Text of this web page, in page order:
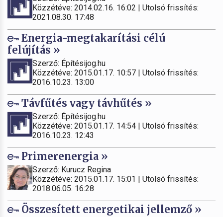
Közzétéve: 2014.02.16. 16:02 | Utolsó frissítés:
2021.08.30. 17:48
Energia-megtakarítási célú
felújítás »
Szerző: Építésijog.hu
Közzétéve: 2015.01.17. 10:57 | Utolsó frissítés:
2016.10.23. 13:00
Távfűtés vagy távhűtés »
Szerző: Építésijog.hu
Közzétéve: 2015.01.17. 14:54 | Utolsó frissítés:
2016.10.23. 12:43
Primerenergia »
Szerző: Kurucz Regina
Közzétéve: 2015.01.17. 15:01 | Utolsó frissítés:
2018.06.05. 16:28
Összesített energetikai jellemző »